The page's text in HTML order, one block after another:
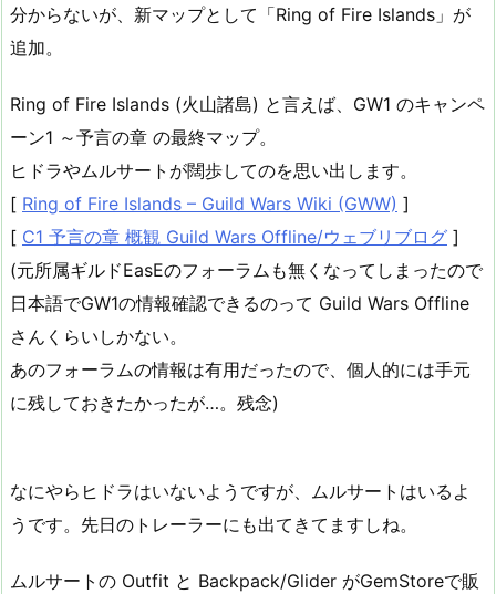
分からないが、新マップとして「Ring of Fire Islands」が
追加。
Ring of Fire Islands (火山諸島) と言えば、GW1 のキャンペ
ーン1 ～予言の章 の最終マップ。
ヒドラやムルサートが闊歩してのを思い出します。
[ Ring of Fire Islands – Guild Wars Wiki (GWW) ]
[ C1 予言の章 概観 Guild Wars Offline/ウェブリブログ ]
(元所属ギルドEasEのフォーラムも無くなってしまったので
日本語でGW1の情報確認できるのって Guild Wars Offline
さんくらいしかない。
あのフォーラムの情報は有用だったので、個人的には手元
に残しておきたかったが…。残念)
なにやらヒドラはいないようですが、ムルサートはいるよ
うです。先日のトレーラーにも出てきてますしね。
ムルサートの Outfit と Backpack/Glider がGemStoreで販